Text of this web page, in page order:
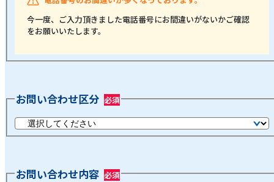
今一度、ご入力頂きました電話番号にお間違いがないかご確認
をお願いいたします。
お問い合わせ区分
お問い合わせ内容